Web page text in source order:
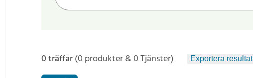
0 träffar(0 produkter & 0 Tjänster) Exportera resultat